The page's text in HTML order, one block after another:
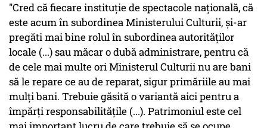
"Cred că fiecare instituţie de spectacole naţională, că
este acum în subordinea Ministerului Culturii, şi-ar
pregăti mai bine rolul în subordinea autorităţilor
locale (...) sau măcar o dubă administrare, pentru că
de cele mai multe ori Ministerul Culturii nu are bani
să le repare ce au de reparat, sigur primăriile au mai
mulţi bani. Trebuie găsită o variantă aici pentru a
împărţi responsabilităţile (...). Patrimoniul este cel